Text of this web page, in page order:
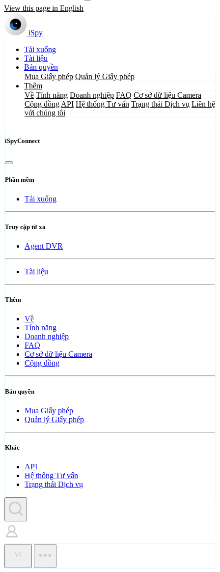
View this page in English
iSpy
Tải xuống
Tài liệu
Bản quyền
Mua Giấy phép Quản lý Giấy phép
Thêm
Về Tính năng Doanh nghiệp FAQ Cơ sở dữ liệu Camera
Cộng đồng API Hệ thống Tư vấn Trạng thái Dịch vụ Liên hệ
với chúng tôi
iSpyConnect
Phần mềm
Tải xuống
Truy cập từ xa
Agent DVR
Tài liệu
Thêm
Về
Tính năng
Doanh nghiệp
FAQ
Cơ sở dữ liệu Camera
Cộng đồng
Bản quyền
Mua Giấy phép
Quản lý Giấy phép
Khác
API
Hệ thống Tư vấn
Trạng thái Dịch vụ
VI